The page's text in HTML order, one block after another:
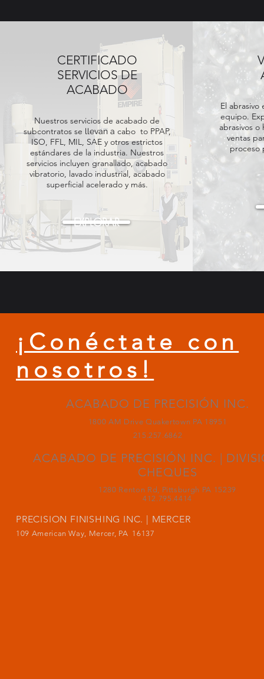
CERTIFICADO
SERVICIOS DE
ACABADO
Nuestros servicios de acabado de
subcontratos se llevan a cabo to PPAP,
ISO, FFL, MIL, SAE y otros estrictos
estándares de la industria. Nuestros
servicios incluyen granallado, acabado
vibratorio, lavado industrial, acabado
superficial acelerado y más.
EXPLORAR
El
equipo.
abrasivos
ventas
proceso
¡Conéctate con
nosotros!
ACABADO DE PRECISIÓN INC.
1800 AM Drive Quakertown PA 18951
215.257.6862
ACABADO DE PRECISIÓN INC. |
CHEQUES
1280 Renton Rd, Pittsburgh PA 15239
412.795.4414
PRECISION FINISHING INC. | MERCER
109 American Way, Mercer, PA 16137